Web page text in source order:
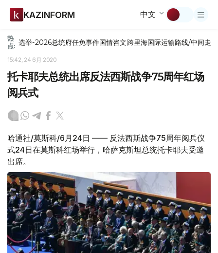
KAZINFORM 中文
热
点: 选举-2026总统府任免事件国情咨文跨里海国际运输路线/中间走廊
15:42, 24 6月 2020
托卡耶夫总统出席反法西斯战争75周年红场
阅兵式
哈通社/莫斯科/6月24日 —— 反法西斯战争75周年阅兵仪
式24日在莫斯科红场举行，哈萨克斯坦总统托卡耶夫受邀
出席。